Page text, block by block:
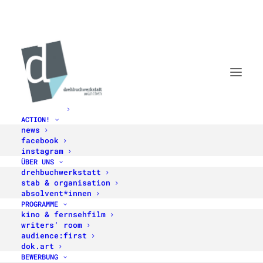
ACTION!
news
facebook
instagram
ÜBER UNS
drehbuchwerkstatt
stab & organisation
absolvent*innen
PROGRAMME
kino & fernsehfilm
writers‘ room
audience:first
dok.art
BEWERBUNG
FILMFEST MÜNCHEN 2023
GROSSES PROGRAMM!